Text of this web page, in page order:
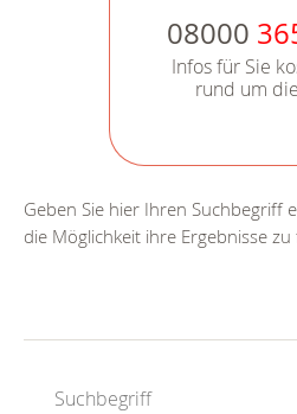
08000
Infos für Sie
rund um
Geben Sie hier Ihren Suchbegriff
die Möglichkeit ihre Ergebnisse